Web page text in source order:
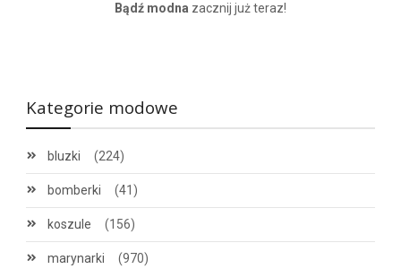
Bądź modna zacznij już teraz!
Kategorie modowe
bluzki (224)
bomberki (41)
koszule (156)
marynarki (970)